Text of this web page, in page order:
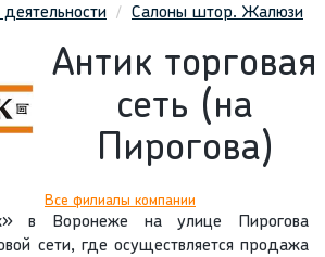
Салоны штор. Жалюзи
Антик торговая
сеть (на
Пирогова)
Все филиалы компании
в Воронеже на улице Пирогова
сети, где осуществляется продажа